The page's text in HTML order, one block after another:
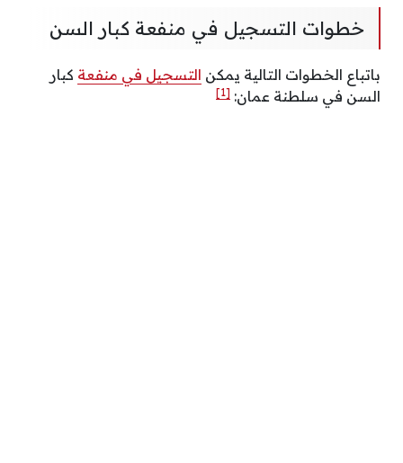
خطوات التسجيل في منفعة كبار السن
باتباع الخطوات التالية يمكن التسجيل في منفعة كبار
السن في سلطنة عمان: [1]